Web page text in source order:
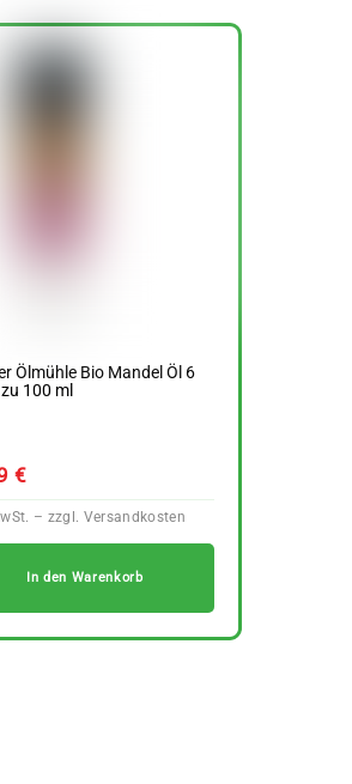
Ölmühle Bio Mandel Öl 6
100 ml
€
In den Warenkorb